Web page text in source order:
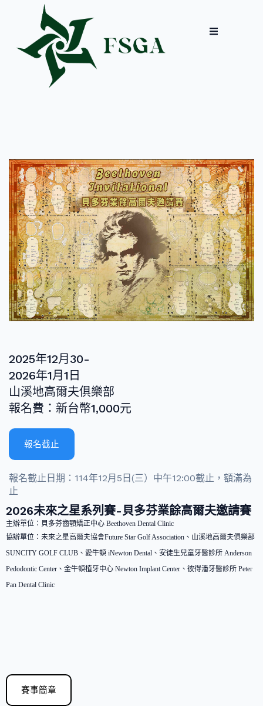
2025年12月30-
2026年1月1日
山溪地高爾夫俱樂部
報名費：新台幣1,000元
報名截止
報名截止日期：114年12月5日(三）中午12:00截止，額滿為
止
2026未來之星系列賽-貝多芬業餘高爾夫邀請賽
主辦單位：貝多芬齒顎矯正中心 Beethoven Dental Clinic
協辦單位：未來之星高爾夫協會Future Star Golf Association、山溪地高爾夫俱樂部
SUNCITY GOLF CLUB、愛牛頓 iNewton Dental、安徒生兒童牙醫診所 Anderson
Pedodontic Center、金牛頓植牙中心 Newton Implant Center、彼得潘牙醫診所 Peter
Pan Dental Clinic
賽事簡章